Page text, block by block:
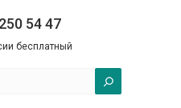
54 47
бесплатный